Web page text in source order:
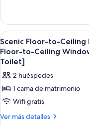
Twin
Room
[Super
Large
Floor-
to-
Ceiling
Window
+
Floor-
to-
Ceiling
Twin
Room
[Super
Large
Floor-
to-
Ceiling
Window
+
Abrir
todas
las
fotos
de
Scenic
Floor-
to-
5
Scenic Floor-to-Ceiling
Floor-to-Ceiling
Toilet]
2 huéspedes
1 cama de matrimonio
Wifi gratis
Ver más detalles
Más